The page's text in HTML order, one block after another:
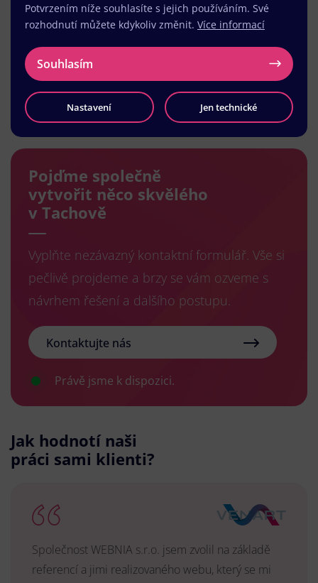
Načíst další
Pojďme společně
vytvořit něco skvělého
v Tachově
Vyplňte nezávazný kontaktní formulář. Vše si
pečlivě projdeme a brzy se vám ozveme s
návrhem řešení a dalšího postupu.
Kontaktujte nás
Právě jsme k dispozici.
Jak hodnotí naši
práci sami klienti?
Společnost WEBNIA s.r.o. jsem zvolil na základě
referencí a jimi realizovaného webu, který se mi
Potvrzením níže souhlasíte s jejich používáním. Své
rozhodnutí můžete kdykoliv změnit. Více informací
Souhlasím
Nastavení Jen technické